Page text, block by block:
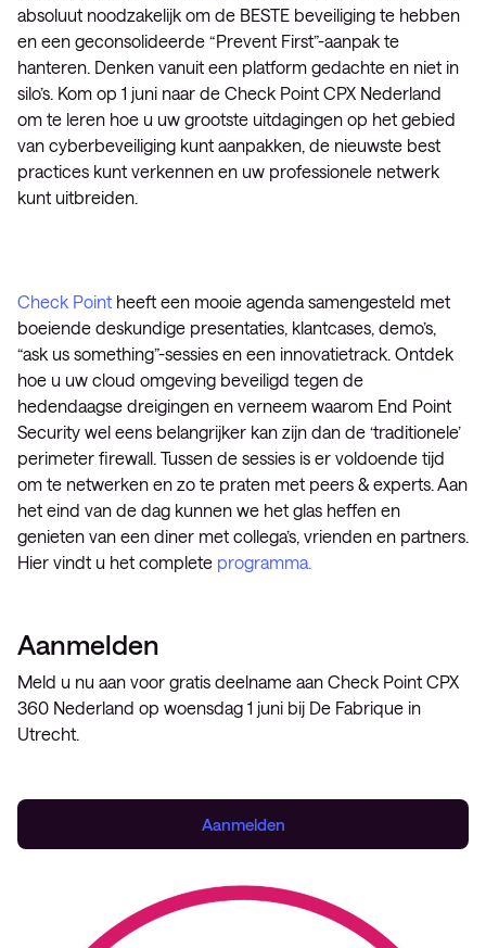
absoluut noodzakelijk om de BESTE beveiliging te hebben
en een geconsolideerde “Prevent First”-aanpak te
hanteren. Denken vanuit een platform gedachte en niet in
silo’s. Kom op 1 juni naar de Check Point CPX Nederland
om te leren hoe u uw grootste uitdagingen op het gebied
van cyberbeveiliging kunt aanpakken, de nieuwste best
practices kunt verkennen en uw professionele netwerk
kunt uitbreiden.
Check Point heeft een mooie agenda samengesteld met
boeiende deskundige presentaties, klantcases, demo’s,
“ask us something”-sessies en een innovatietrack. Ontdek
hoe u uw cloud omgeving beveiligd tegen de
hedendaagse dreigingen en verneem waarom End Point
Security wel eens belangrijker kan zijn dan de ‘traditionele’
perimeter firewall. Tussen de sessies is er voldoende tijd
om te netwerken en zo te praten met peers & experts. Aan
het eind van de dag kunnen we het glas heffen en
genieten van een diner met collega’s, vrienden en partners.
Hier vindt u het complete programma.
Aanmelden
Meld u nu aan voor gratis deelname aan Check Point CPX
360 Nederland op woensdag 1 juni bij De Fabrique in
Utrecht.
Aanmelden